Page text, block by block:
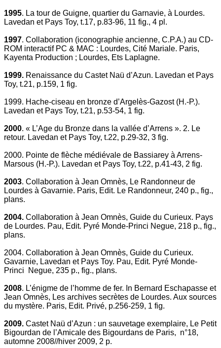
1995. La tour de Guigne, quartier du Garnavie, à Lourdes.
Lavedan et Pays Toy, t.17, p.83-96, 11 fig., 4 pl.
1997. Collaboration (iconographie ancienne, C.P.A.) au CD-
ROM interactif PC & MAC : Lourdes, Cité Mariale. Paris,
Kayenta Production ; Lourdes, Ets Laplagne.
1999. Renaissance du Castet Naü d’Azun. Lavedan et Pays
Toy, t.21, p.159, 1 fig.
1999. Hache-ciseau en bronze d’Argelès-Gazost (H.-P.).
Lavedan et Pays Toy, t.21, p.53-54, 1 fig.
2000. « L’Age du Bronze dans la vallée d’Arrens ». 2. Le
retour. Lavedan et Pays Toy, t.22, p.29-32, 3 fig.
2000. Pointe de flèche médiévale de Bassiarey à Arrens-
Marsous (H.-P.). Lavedan et Pays Toy, t.22, p.41-43, 2 fig.
2003. Collaboration à Jean Omnès, Le Randonneur de
Lourdes à Gavarnie. Paris, Edit. Le Randonneur, 240 p., fig.,
plans.
2004. Collaboration à Jean Omnès, Guide du Curieux. Pays
de Lourdes. Pau, Edit. Pyré Monde-Princi Negue, 218 p., fig.,
plans.
2004. Collaboration à Jean Omnès, Guide du Curieux.
Gavarnie, Lavedan et Pays Toy. Pau, Edit. Pyré Monde-
Princi Negue, 235 p., fig., plans.
2008. L’énigme de l’homme de fer. In Bernard Eschapasse et
Jean Omnès, Les archives secrètes de Lourdes. Aux sources
du mystère. Paris, Edit. Privé, p.256-259, 1 fig.
2009. Castet Naü d’Azun : un sauvetage exemplaire, Le Petit
Bigourdan de l’Amicale des Bigourdans de Paris, n°18,
automne 2008//hiver 2009, 2 p.